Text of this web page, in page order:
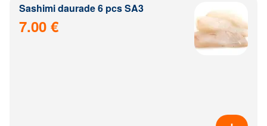
Sashimi daurade 6 pcs SA3
7.00 €